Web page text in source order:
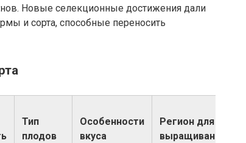
Новые селекционные достижения дали
и сорта, способные переносить
Тип
плодов
Особенности
вкуса
Регион для
выращивания